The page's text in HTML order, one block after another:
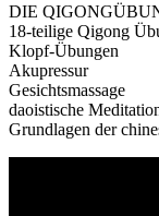
DIE
18-teilige Qigong
Klopf-Übungen
Akupressur
Gesichtsmassage
daoistische
Grundlagen der